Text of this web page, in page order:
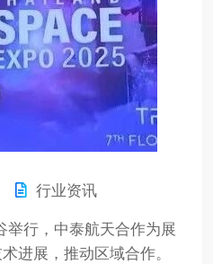
行业资讯
行，中泰航天合作为展
进展，推动区域合作。